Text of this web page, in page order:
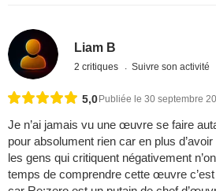
Liam B
2 critiques Suivre son activité
5,0 Publiée le 30 septembre
Je n’ai jamais vu une œuvre se faire
pour absolument rien car en plus
les gens qui critiquent négativement
temps de comprendre cette œuvre